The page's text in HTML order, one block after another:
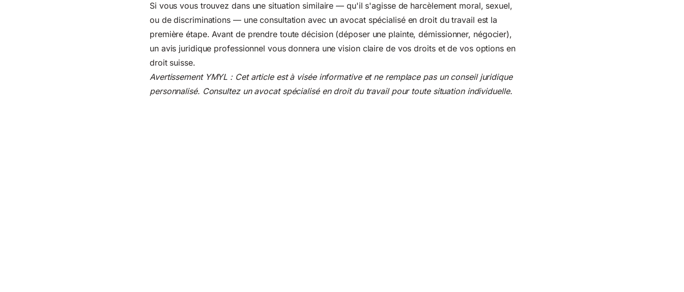
Si vous vous trouvez dans une situation similaire — qu'il s'agisse de harcèlement moral, sexuel,
ou de discriminations — une consultation avec un avocat spécialisé en droit du travail est la
première étape. Avant de prendre toute décision (déposer une plainte, démissionner, négocier),
un avis juridique professionnel vous donnera une vision claire de vos droits et de vos options en
droit suisse.
Avertissement YMYL : Cet article est à visée informative et ne remplace pas un conseil juridique
personnalisé. Consultez un avocat spécialisé en droit du travail pour toute situation individuelle.